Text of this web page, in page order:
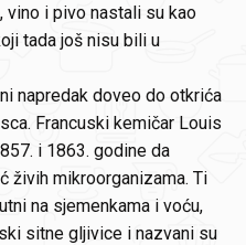
vino i pivo nastali su kao
tada još nisu bili u
napredak doveo do otkrića
Francuski kemičar Louis
i 1863. godine da
živih mikroorganizama. Ti
na sjemenkama i voću,
sitne gljivice i nazvani su